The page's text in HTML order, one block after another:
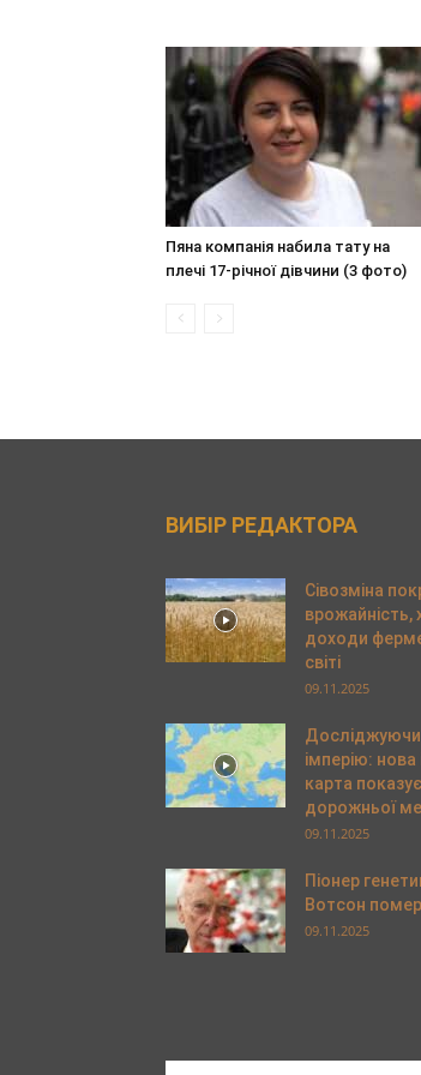
Пяна компанія набила тату на
плечі 17-річної дівчини (3 фото)
ВИБІР РЕДАКТОРА
Сівозміна
врожайність,
доходи
світі
09.11.2025
імперію: нова
карта
дорожньої
09.11.2025
Піонер
Вотсон помер
09.11.2025